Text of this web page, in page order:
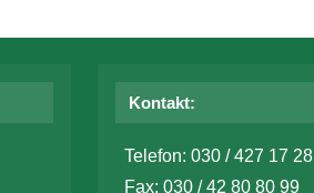
Kontakt:
Telefon: 030 / 427 17 28
Fax: 030 / 42 80 80 99